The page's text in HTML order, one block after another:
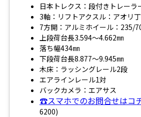
日本トレクス：段付きトレーラ
3軸：リフトアクスル：アオリ
7方開：アルミホイール：235/
上段荷台長3.594～4.662㎜
落ち幅434㎜
下段荷台長8.877～9.945㎜
木床：ラッシングレール2段
エアラインレール1対
バックカメラ：エアサス
☎スマホでのお問合せはコ
6200)